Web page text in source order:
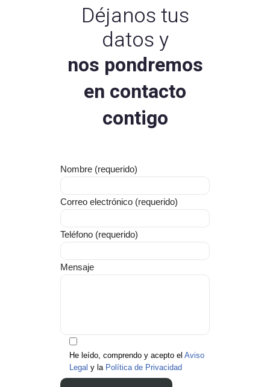
Déjanos tus
datos y
nos pondremos
en contacto
contigo
Nombre (requerido)
Correo electrónico (requerido)
Teléfono (requerido)
Mensaje
He leído, comprendo y acepto el Aviso
Legal y la Política de Privacidad